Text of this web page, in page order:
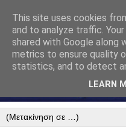
This site uses cookies
and to analyze traffic.
shared with Google along
metrics to ensure quality
statistics, and to detect
LEARN